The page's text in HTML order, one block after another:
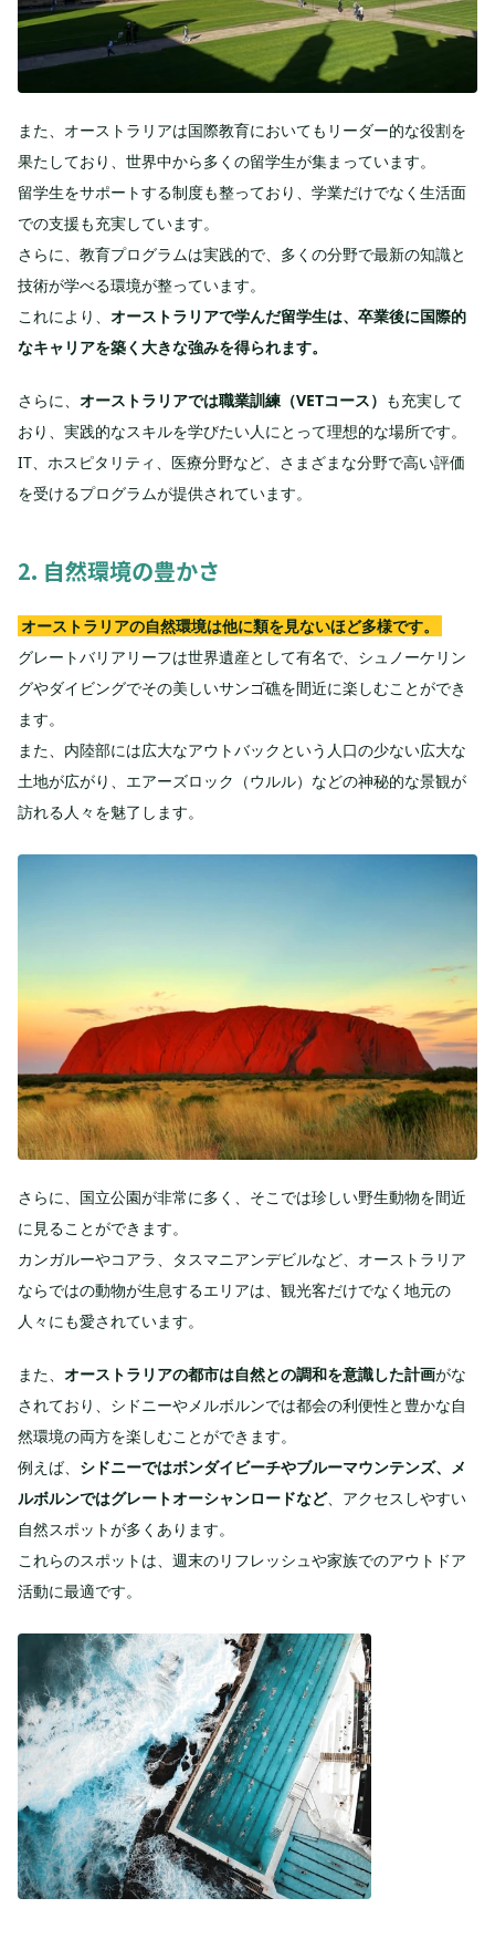
また、オーストラリアは国際教育においてもリーダー的な役割を
果たしており、世界中から多くの留学生が集まっています。
留学生をサポートする制度も整っており、学業だけでなく生活面
での支援も充実しています。
さらに、教育プログラムは実践的で、多くの分野で最新の知識と
技術が学べる環境が整っています。
これにより、 オーストラリアで学んだ留学生は、卒業後に国際的
なキャリアを築く大きな強みを得られます。
さらに、 オーストラリアでは職業訓練（VETコース） も充実して
おり、実践的なスキルを学びたい人にとって理想的な場所です。
IT、ホスピタリティ、医療分野など、さまざまな分野で高い評価
を受けるプログラムが提供されています。
2. 自然環境の豊かさ
オーストラリアの自然環境は他に類を見ないほど多様です。
グレートバリアリーフは世界遺産として有名で、シュノーケリン
グやダイビングでその美しいサンゴ礁を間近に楽しむことができ
ます。
また、内陸部には広大なアウトバックという人口の少ない広大な
土地が広がり、エアーズロック（ウルル）などの神秘的な景観が
訪れる人々を魅了します。
さらに、国立公園が非常に多く、そこでは珍しい野生動物を間近
に見ることができます。
カンガルーやコアラ、タスマニアンデビルなど、オーストラリア
ならではの動物が生息するエリアは、観光客だけでなく地元の
人々にも愛されています。
また、 オーストラリアの都市は自然との調和を意識した計画がな
されており、シドニーやメルボルンでは都会の利便性と豊かな自
然環境の両方を楽しむことができます。
例えば、 シドニーではボンダイビーチやブルーマウンテンズ、メ
ルボルンではグレートオーシャンロードなど、アクセスしやすい
自然スポットが多くあります。
これらのスポットは、週末のリフレッシュや家族でのアウトドア
活動に最適です。